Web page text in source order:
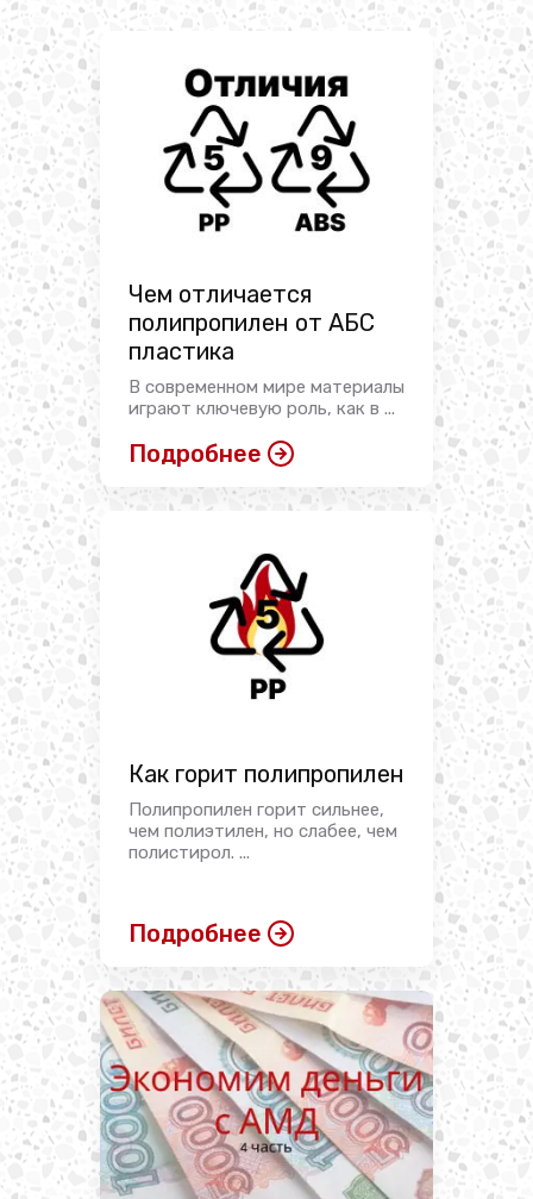
Чем отличается
полипропилен от АБС
пластика
В современном мире материалы
играют ключевую роль, как в ...
Подробнее
Как горит полипропилен
Полипропилен горит сильнее,
чем полиэтилен, но слабее, чем
полистирол. ...
Подробнее